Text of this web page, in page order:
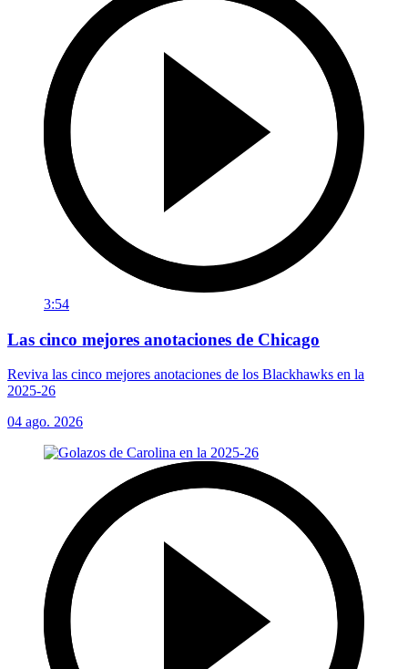
3:54
Las cinco mejores anotaciones de Chicago
Reviva las cinco mejores anotaciones de los Blackhawks en la
2025-26
04 ago. 2026